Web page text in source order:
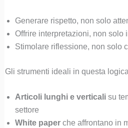
Generare rispetto, non solo
Offrire interpretazioni, non solo
Stimolare riflessione, non solo
Gli strumenti ideali in questa
Articoli lunghi e verticalisu
settore
White paperche affrontano in